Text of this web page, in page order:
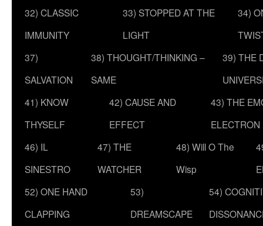
32) CLASSIC
IMMUNITY
33) STOPPED AT THE
LIGHT
34)
37)
SALVATION
38) THOUGHT/THINKING –
SAME
39) THE
41) KNOW
THYSELF
42) CAUSE AND
EFFECT
43) THE
ELECTRON
46) IL
SINESTRO
47) THE
WATCHER
48) Will O The
Wisp
52) ONE HAND
CLAPPING
53)
DREAMSCAPE
54)